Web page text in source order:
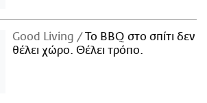
Good Living
Το BBQ στο σπίτι δεν
θέλει χώρο. Θέλει τρόπο.